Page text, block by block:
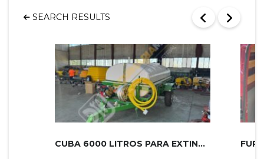
SEARCH RESULTS
CUBA 6000 LITROS PARA EXTINCIÓN DE...